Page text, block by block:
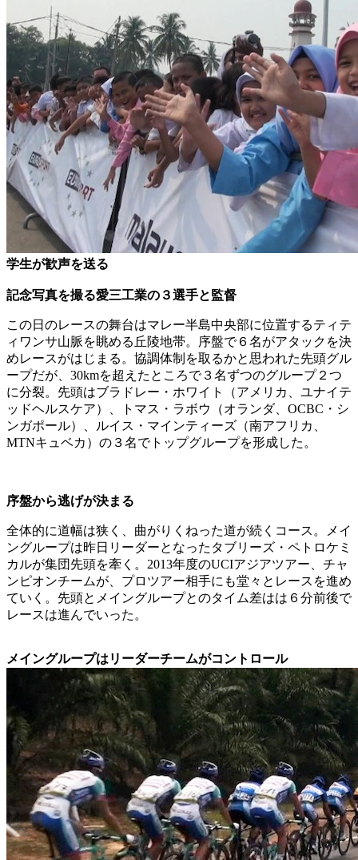
学生が歓声を送る
記念写真を撮る愛三工業の３選手と監督
この日のレースの舞台はマレー半島中央部に位置するティテ
ィワンサ山脈を眺める丘陵地帯。序盤で６名がアタックを決
めレースがはじまる。協調体制を取るかと思われた先頭グル
ープだが、30kmを超えたところで３名ずつのグループ２つ
に分裂。先頭はブラドレー・ホワイト（アメリカ、ユナイテ
ッドヘルスケア）、トマス・ラボウ（オランダ、OCBC・シ
ンガポール）、ルイス・マインティーズ（南アフリカ、
MTNキュベカ）の３名でトップグループを形成した。
序盤から逃げが決まる
全体的に道幅は狭く、曲がりくねった道が続くコース。メイ
ングループは昨日リーダーとなったタブリーズ・ペトロケミ
カルが集団先頭を牽く。2013年度のUCIアジアツアー、チャ
ンピオンチームが、プロツアー相手にも堂々とレースを進め
ていく。先頭とメイングループとのタイム差はは６分前後で
レースは進んでいった。
メイングループはリーダーチームがコントロール